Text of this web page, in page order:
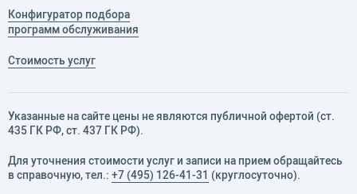
Конфигуратор подбора
программ обслуживания
Стоимость услуг
Указанные на сайте цены не являются публичной офертой (ст.
435 ГК РФ, cт. 437 ГК РФ).
Для уточнения стоимости услуг и записи на прием обращайтесь
в справочную, тел.: +7 (495) 126-41-31 (круглосуточно).